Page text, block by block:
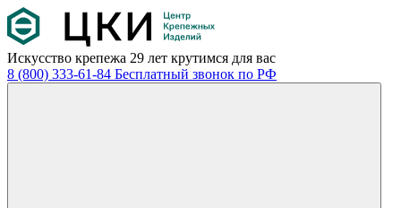
Искусство крепежа 29 лет крутимся для вас
8 (800) 333-61-84 Бесплатный звонок по РФ